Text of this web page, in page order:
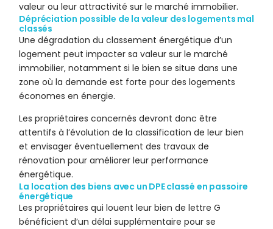
valeur ou leur attractivité sur le marché immobilier.
Dépréciation possible de la valeur des logements mal
classés
Une dégradation du classement énergétique d’un
logement peut impacter sa valeur sur le marché
immobilier, notamment si le bien se situe dans une
zone où la demande est forte pour des logements
économes en énergie.
Les propriétaires concernés devront donc être
attentifs à l’évolution de la classification de leur bien
et envisager éventuellement des travaux de
rénovation pour améliorer leur performance
énergétique.
La location des biens avec un DPE classé en passoire
énergétique
Les propriétaires qui louent leur bien de lettre G
bénéficient d’un délai supplémentaire pour se